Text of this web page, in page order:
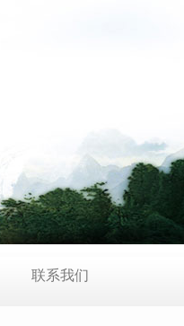
联系我们